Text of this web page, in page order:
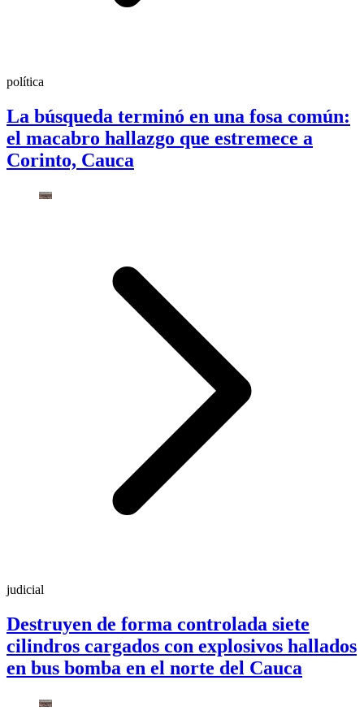
política
La búsqueda terminó en una fosa común:
el macabro hallazgo que estremece a
Corinto, Cauca
judicial
Destruyen de forma controlada siete
cilindros cargados con explosivos hallados
en bus bomba en el norte del Cauca